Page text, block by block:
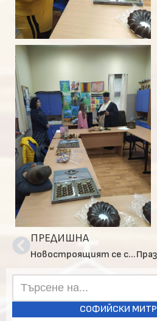
ПРЕДИШНА
Новостроящият се столичен храм „Св. Пимен Зографски“ вече има и камбани
СОФИЙСКИ